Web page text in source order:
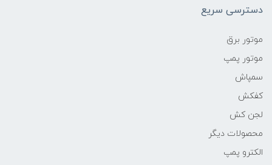
دسترسی سریع
موتور برق
موتور پمپ
سمپاش
کفکش
لجن کش
محصولات دیگر
الکترو پمپ